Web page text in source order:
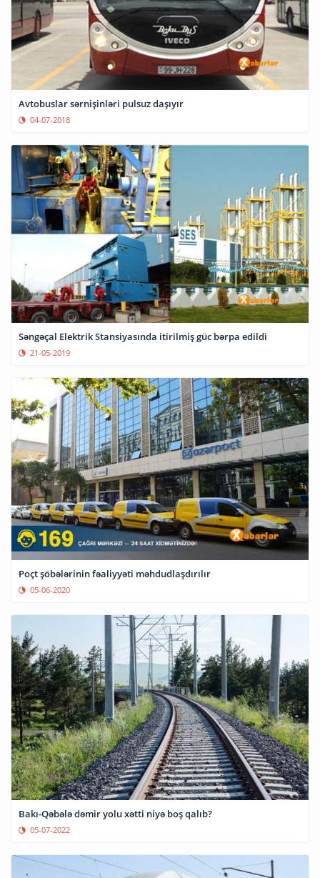
Avtobuslar sərnişinləri pulsuz daşıyır
04-07-2018
Səngəçal Elektrik Stansiyasında itirilmiş güc bərpa edildi
21-05-2019
Poçt şöbələrinin fəaliyyəti məhdudlaşdırılır
05-06-2020
Bakı-Qəbələ dəmir yolu xətti niyə boş qalıb?
05-07-2022